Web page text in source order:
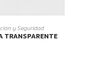
y Seguridad
TRANSPARENTE